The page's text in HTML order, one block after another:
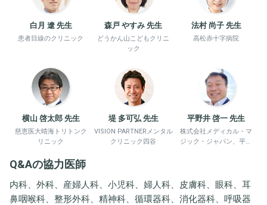
白月 遼 先生
患者目線のクリニック
森戸 やすみ 先生
どうかん山こどもクリニ
ック
法村 尚子 先生
高松赤十字病院
横山 啓太郎 先生
慈恵医大晴海トリトンク
リニック
堤 多可弘 先生
VISION PARTNERメンタル
クリニック四谷
平野井 啓一 先生
株式会社メディカル・マ
ジック・ジャパン、平野
Q&Aの協力医師
内科、外科、産婦人科、小児科、婦人科、皮膚科、眼科、耳
鼻咽喉科、整形外科、精神科、循環器科、消化器科、呼吸器